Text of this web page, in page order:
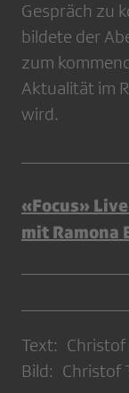
Gespräch zu
bildete der
zum
Aktualität im
wird.
«Focus»
mit Ramona
Text:
Bild: Christof